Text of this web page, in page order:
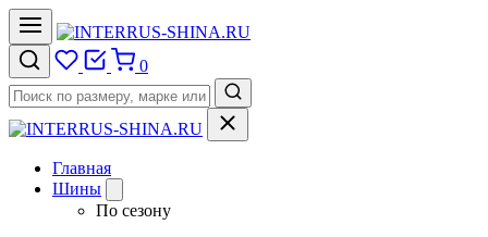
0
Главная
Шины
По сезону